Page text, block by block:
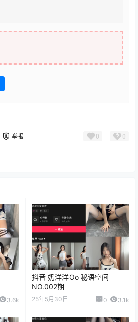
举报 0 0
3.6k
抖音 奶洋洋Oo 秘语空间
NO.002期
25年5月30日 0 3.1k